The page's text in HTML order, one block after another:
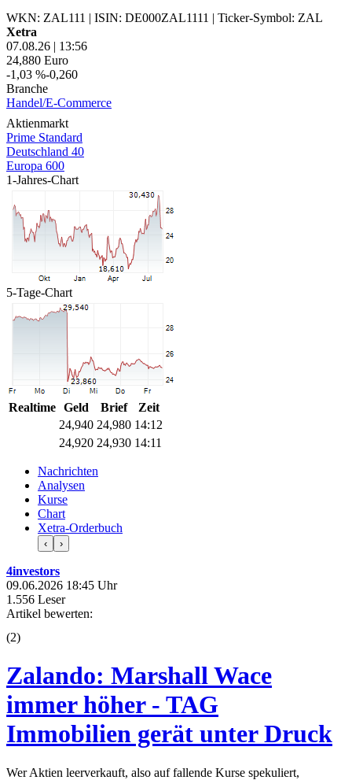
WKN: ZAL111 | ISIN: DE000ZAL1111 | Ticker-Symbol: ZAL
Xetra
07.08.26 | 13:56
24,880 Euro
-1,03 %-0,260
Branche
Handel/E-Commerce
Aktienmarkt
Prime Standard
Deutschland 40
Europa 600
1-Jahres-Chart
5-Tage-Chart
Realtime Geld Brief
Zeit
24,940 24,980 14:12
24,920 24,930 14:11
Nachrichten
Analysen
Kurse
Chart
Xetra-Orderbuch
‹ ›
4investors
09.06.2026 18:45 Uhr
1.556 Leser
Artikel bewerten:
(2)
Zalando: Marshall Wace
immer höher - TAG
Immobilien gerät unter Druck
Wer Aktien leerverkauft, also auf fallende Kurse spekuliert,